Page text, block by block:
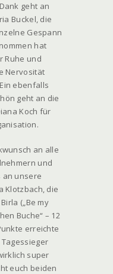
geht an
Buckel, die
Gespann
hat
Ruhe und
Nervosität
ebenfalls
geht an die
Koch für
an alle
und
an unsere
Klotzbach, die
(„Be my
Buche“ – 12
erreichte
super
euch beiden